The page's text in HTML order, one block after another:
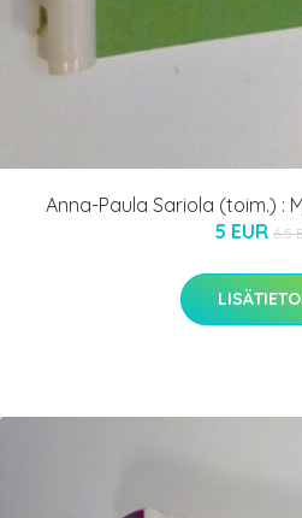
Anna-Paula Sariola (toim.) :
5 EUR 6.5